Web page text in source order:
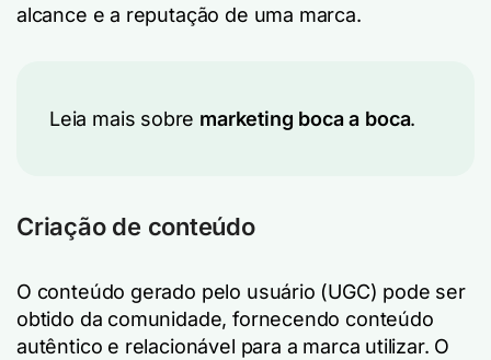
alcance e a reputação de uma marca.
Leia mais sobre marketing boca a boca.
Criação de conteúdo
O conteúdo gerado pelo usuário (UGC) pode ser
obtido da comunidade, fornecendo conteúdo
autêntico e relacionável para a marca utilizar. O